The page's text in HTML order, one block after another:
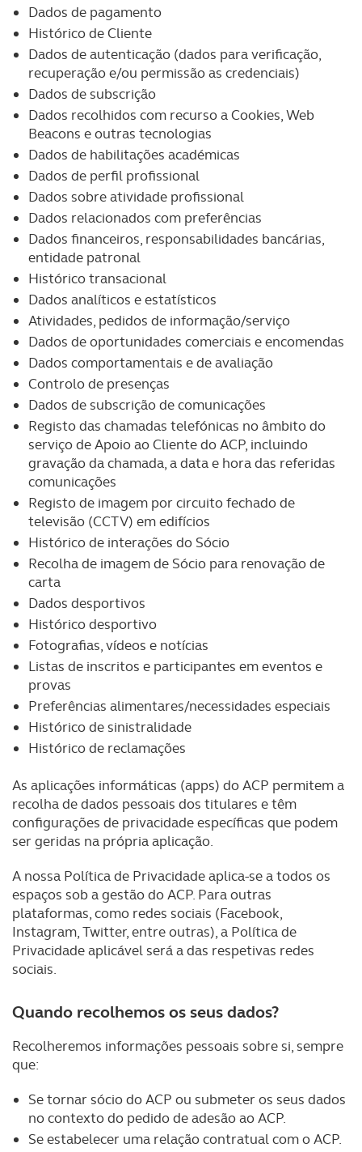
Dados de pagamento
Histórico de Cliente
Dados de autenticação (dados para verificação,
recuperação e/ou permissão as credenciais)
Dados de subscrição
Dados recolhidos com recurso a Cookies, Web
Beacons e outras tecnologias
Dados de habilitações académicas
Dados de perfil profissional
Dados sobre atividade profissional
Dados relacionados com preferências
Dados financeiros, responsabilidades bancárias,
entidade patronal
Histórico transacional
Dados analíticos e estatísticos
Atividades, pedidos de informação/serviço
Dados de oportunidades comerciais e encomendas
Dados comportamentais e de avaliação
Controlo de presenças
Dados de subscrição de comunicações
Registo das chamadas telefónicas no âmbito do
serviço de Apoio ao Cliente do ACP, incluindo
gravação da chamada, a data e hora das referidas
comunicações
Registo de imagem por circuito fechado de
televisão (CCTV) em edifícios
Histórico de interações do Sócio
Recolha de imagem de Sócio para renovação de
carta
Dados desportivos
Histórico desportivo
Fotografias, vídeos e notícias
Listas de inscritos e participantes em eventos e
provas
Preferências alimentares/necessidades especiais
Histórico de sinistralidade
Histórico de reclamações
As aplicações informáticas (apps) do ACP permitem a
recolha de dados pessoais dos titulares e têm
configurações de privacidade específicas que podem
ser geridas na própria aplicação.
A nossa Política de Privacidade aplica-se a todos os
espaços sob a gestão do ACP. Para outras
plataformas, como redes sociais (Facebook,
Instagram, Twitter, entre outras), a Política de
Privacidade aplicável será a das respetivas redes
sociais.
Quando recolhemos os seus dados?
Recolheremos informações pessoais sobre si, sempre
que:
Se tornar sócio do ACP ou submeter os seus dados
no contexto do pedido de adesão ao ACP.
Se estabelecer uma relação contratual com o ACP.